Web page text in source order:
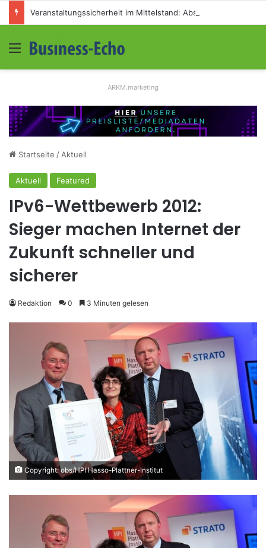
Menü
ARKM.marketing
Startseite / Aktuell
Aktuell Featured
IPv6-Wettbewerb 2012:
Sieger machen Internet der
Zukunft schneller und
sicherer
Redaktion 0 3 Minuten gelesen
Copyright: obs/HPI Hasso-Plattner-Institut